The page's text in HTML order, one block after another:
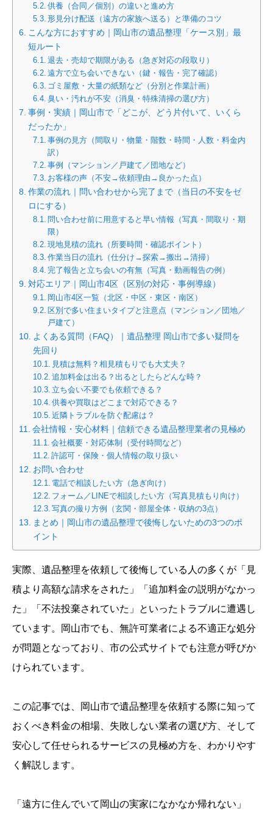
供養（合同／個別）の違いと進め方
形見分け配送（遠方の家族へ送る）と準備のコツ
こんな方におすすめ｜岡山市の遺品整理「ケース別」最
短ルート
退去・売却で期限がある（急ぎ対応の段取り）
遠方で立ち会いできない（鍵・報告・完了確認）
ゴミ屋敷・大量の紙類など（分別と作業計画）
臭い・汚れが不安（消臭・特殊清掃の選び方）
事例・実績｜岡山市で「どこが、どう片付いて、いくら
だったか」
事例の見方（間取り・物量・階数・時間・人数・料金内
訳）
事例（マンション／戸建て／団地など）
お客様の声（不安→依頼理由→良かった点）
作業の流れ｜問い合わせから完了まで（当日の不安をゼ
ロにする）
問い合わせ前に用意すると早い情報（写真・間取り・期
限）
現地見積の流れ（所要時間・確認ポイント）
作業当日の流れ（仕分け→探索→搬出→清掃）
完了報告と立ち会いの有無（写真・動画報告の例）
対応エリア｜岡山市4区（区別の対応・事例導線）
岡山市4区一覧（北区・中区・東区・南区）
区別で多い住まいタイプと注意点（マンション／団地／
戸建て）
よくある質問（FAQ）｜遺品整理 岡山市で多い疑問を
先回り
見積は無料？相見積もりでも大丈夫？
追加料金は出る？出るとしたらどんな時？
立ち会い不要でも依頼できる？
供養や買取はどこまで対応できる？
近隣トラブルを防ぐ配慮は？
会社情報・安心材料｜信頼できる遺品整理業者の見極め
会社概要・対応体制（受付時間など）
許認可・保険・個人情報の取り扱い
お問い合わせ
電話で相談したい方（急ぎ向け）
フォーム／LINEで相談したい方（写真見積もり向け）
写真の撮り方例（玄関・部屋全体・収納の3点）
まとめ｜岡山市の遺品整理で後悔しないための3つのポ
イント
実際、遺品整理を依頼して後悔している人の多くが「見
積より高額な請求をされた」「追加料金の説明がなかっ
た」「不法投棄されていた」といったトラブルに遭遇し
ています。岡山市でも、無許可業者による不適正な処分
が問題となっており、市の公式サイトでも注意が呼びか
けられています。
この記事では、岡山市で遺品整理を依頼する際に知って
おくべき料金の相場、失敗しない業者の選び方、そして
安心して任せられるサービスの見極め方を、わかりやす
く解説します。
「遠方に住んでいて岡山の実家になかなか帰れない」